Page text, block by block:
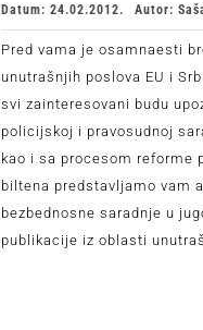
Datum: 24.02.2012. Autor:
Pred vama je osamnaesti
unutrašnjih poslova EU i
svi zainteresovani budu
policijskoj i pravosudnoj
kao i sa procesom reforme
biltena predstavljamo vam
bezbednosne saradnje u
publikacije iz oblasti